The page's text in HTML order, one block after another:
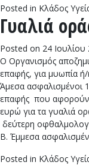
Posted in Κλάδος
Γυαλιά
Posted on 24 Ιουλίου
Ο Οργανισμός
επαφής, για μυωπία ή/
Άμεσα ασφαλισμένοι
επαφής που
ευρώ για τα γυαλιά
δεύτερη
Β. Έμμεσα
Posted in Κλάδος